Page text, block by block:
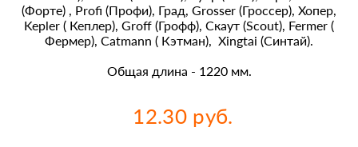
(Форте) , Profi (Профи), Град, Grosser (Гроссер), Хопер,
Kepler ( Кеплер), Groff (Грофф), Скаут (Scout), Fermer (
Фермер), Catmann ( Кэтман), Xingtai (Синтай).
Общая длина - 1220 мм.
12.30 руб.